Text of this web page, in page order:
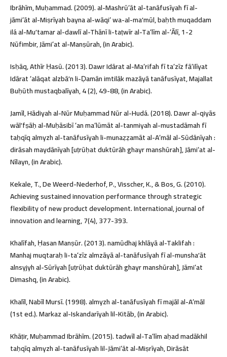
Ibrāhīm, Muḥammad. (2009). al-Mashrūʻāt al-tanāfusīyah fī al-
jāmiʻāt al-Miṣrīyah bayna al-wāqiʻ wa-al-maʼmūl, baḥth muqaddam
ilá al-Muʼtamar al-dawlī al-Thānī li-taṭwīr al-Taʻlīm al-ʻĀlī, 1-2
Nūfimbir, Jāmiʻat al-Manṣūrah, (in Arabic).
Isḥāq, Athīr Ḥasū. (2013). Dawr Idārat al-Maʻrifah fī taʻzīz fāʻilīyat
Idārat ʻalāqat alzbāʼn li-Ḍamān imtilāk mazāyā tanāfusīyat, Majallat
Buḥūth mustaqbalīyah, 4 (2), 49-88, (in Arabic).
Jamīl, Hādiyah al-Nūr Muḥammad Nūr al-Hudá. (2018). Dawr al-qiyās
wālʼfṣāḥ al-Muḥāsibī ʻan maʻlūmāt al-tanmiyah al-mustadāmah fī
taḥqīq almyzh al-tanāfusīyah li-munaẓẓamāt al-Aʻmāl al-Sūdānīyah :
dirāsah maydānīyah [uṭrūḥat duktūrāh ghayr manshūrah], Jāmiʻat al-
Nīlayn, (in Arabic).
Kekale, T., De Weerd-Nederhof, P., Visscher, K., & Bos, G. (2010).
Achieving sustained innovation performance through strategic
flexibility of new product development. International, journal of
innovation and learning, 7(4), 377-393.
Khalīfah, Ḥasan Manṣūr. (2013). namūdhaj khlāyā al-Taklifah :
Manhaj muqtaraḥ li-taʻzīz almzāyā al-tanāfusīyah fī al-munshaʼāt
alnsyjyh al-Sūrīyah [uṭrūḥat duktūrāh ghayr manshūrah], Jāmiʻat
Dimashq, (in Arabic).
Khalīl, Nabīl Mursī. (1998). almyzh al-tanāfusīyah fī majāl al-Aʻmāl
(1st ed.). Markaz al-Iskandarīyah lil-Kitāb, (in Arabic).
Khāṭir, Muḥammad Ibrāhīm. (2015). tadwīl al-Taʻlīm aḥad madākhil
taḥqīq almyzh al-tanāfusīyah lil-Jāmiʻāt al-Miṣrīyah, Dirāsāt